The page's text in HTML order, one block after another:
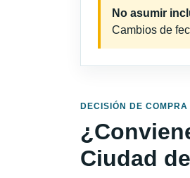
No asumir
Cambios de
DECISIÓN DE COMPRA
Ciudad